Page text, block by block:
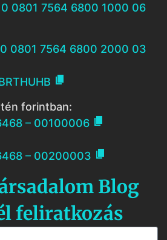
0801 7564 6800 1000 06
0801 7564 6800 2000 03

forintban:
– 00100006 
– 00200003 
Blog
feliratkozás